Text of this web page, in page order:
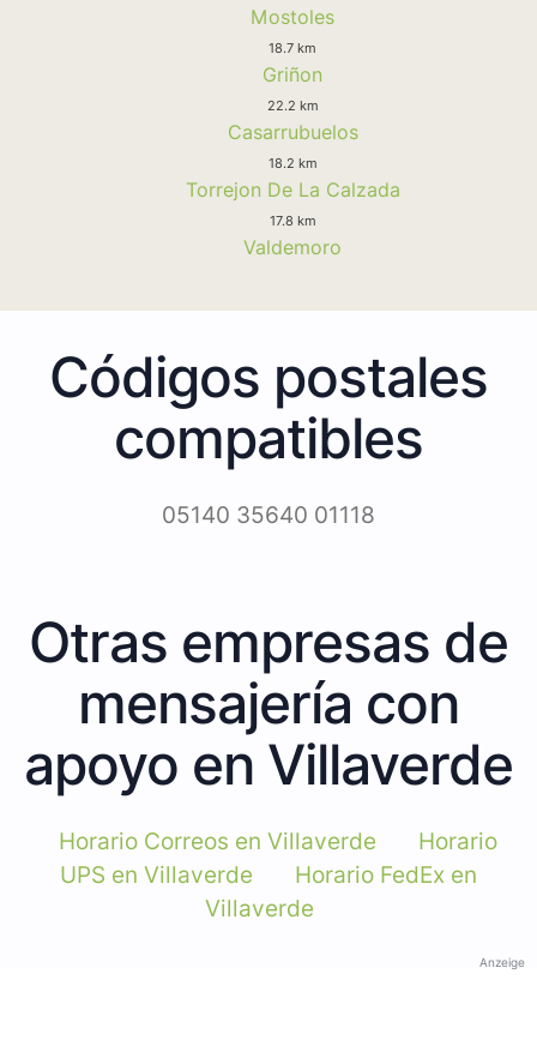
Mostoles
18.7 km
Griñon
22.2 km
Casarrubuelos
18.2 km
Torrejon De La Calzada
17.8 km
Valdemoro
Códigos postales
compatibles
05140 35640 01118
Otras empresas de
mensajería con
apoyo en Villaverde
Horario Correos en Villaverde
Horario
UPS en Villaverde
Horario FedEx en
Villaverde
Anzeige